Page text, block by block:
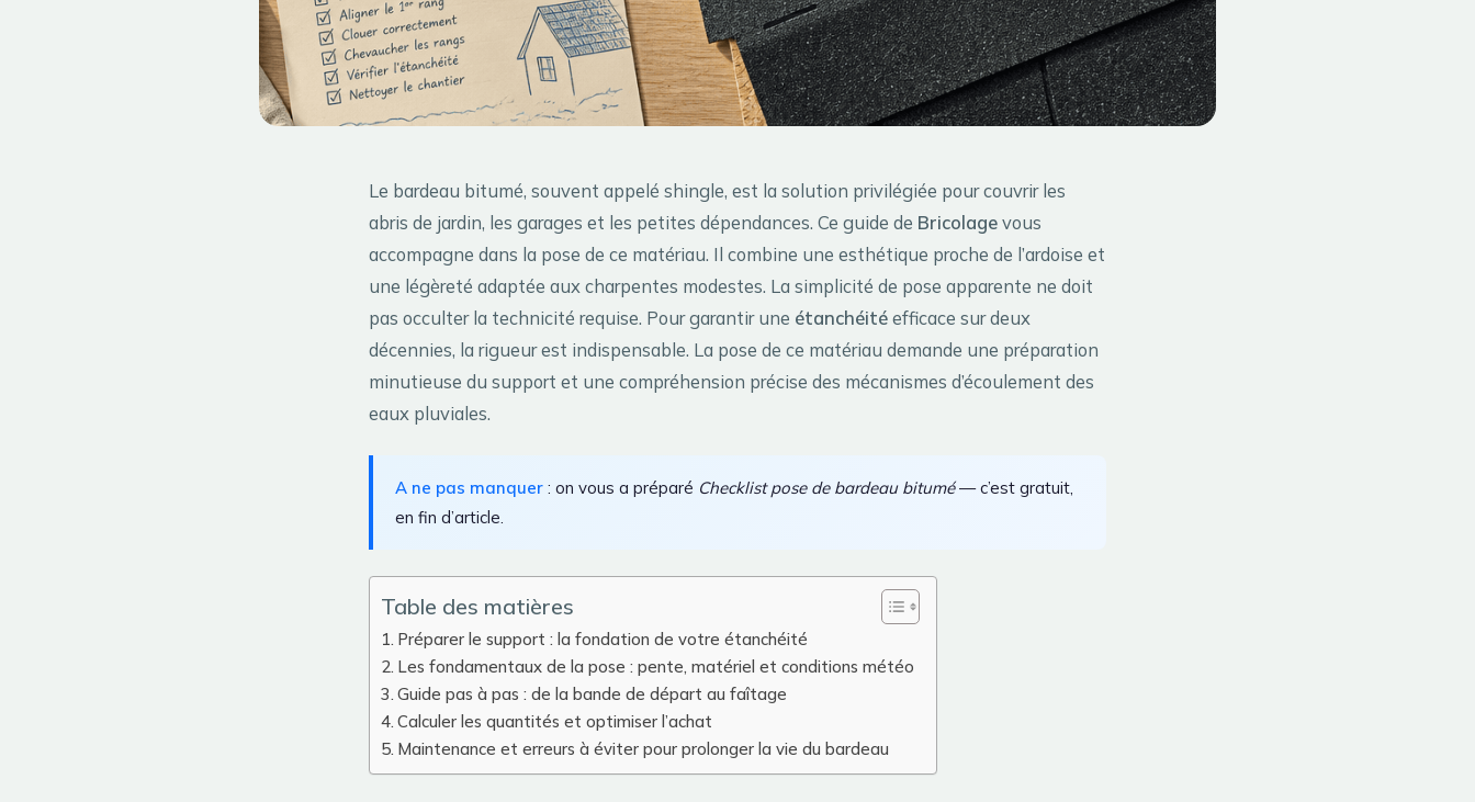
Le bardeau bitumé, souvent appelé shingle, est la solution privilégiée pour couvrir les
abris de jardin, les garages et les petites dépendances. Ce guide de Bricolagevous
accompagne dans la pose de ce matériau. Il combine une esthétique proche de l’ardoise et
une légèreté adaptée aux charpentes modestes. La simplicité de pose apparente ne doit
pas occulter la technicité requise. Pour garantir une étanchéitéefficace sur deux
décennies, la rigueur est indispensable. La pose de ce matériau demande une préparation
minutieuse du support et une compréhension précise des mécanismes d’écoulement des
eaux pluviales.
A ne pas manquer : on vous a préparé Checklist pose de bardeau bitumé— c’est gratuit,
en fin d’article.
Table des matières
Préparer le support : la fondation de votre étanchéité
Les fondamentaux de la pose : pente, matériel et conditions météo
Guide pas à pas : de la bande de départ au faîtage
Calculer les quantités et optimiser l’achat
Maintenance et erreurs à éviter pour prolonger la vie du bardeau